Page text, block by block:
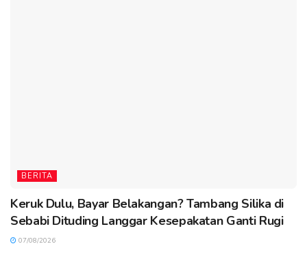
BERITA
Keruk Dulu, Bayar Belakangan? Tambang Silika di
Sebabi Dituding Langgar Kesepakatan Ganti Rugi
07/08/2026